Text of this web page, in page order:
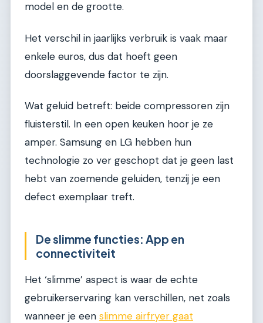
model en de grootte.
Het verschil in jaarlijks verbruik is vaak maar
enkele euros, dus dat hoeft geen
doorslaggevende factor te zijn.
Wat geluid betreft: beide compressoren zijn
fluisterstil. In een open keuken hoor je ze
amper. Samsung en LG hebben hun
technologie zo ver geschopt dat je geen last
hebt van zoemende geluiden, tenzij je een
defect exemplaar treft.
De slimme functies: App en
connectiviteit
Het ‘slimme’ aspect is waar de echte
gebruikerservaring kan verschillen, net zoals
wanneer je een slimme airfryer gaat